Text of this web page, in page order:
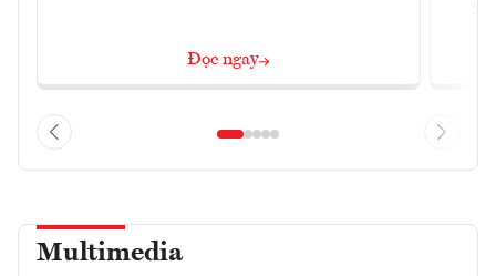
Đọc ngay
Multimedia